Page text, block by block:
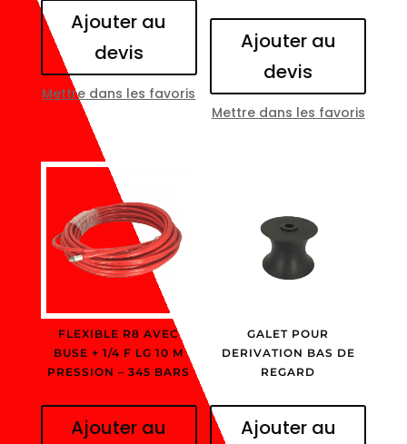
Ajouter au
devis
Mettre dans les favoris
Ajouter au
devis
Mettre dans les favoris
FLEXIBLE R8 AVEC
BUSE + 1/4 F LG 10 M
PRESSION – 345 BARS
Ajouter au
GALET POUR
DERIVATION BAS DE
REGARD
Ajouter au